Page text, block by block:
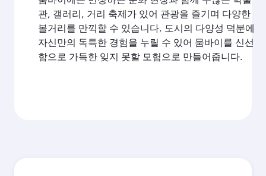
관, 갤러리, 거리 축제가 있어 관광을 즐기며 다양한
볼거리를 만끽할 수 있습니다. 도시의 다양성 덕분에
자신만의 독특한 경험을 누릴 수 있어 뭄바이를 신선
함으로 가득한 잊지 못할 모험으로 만들어줍니다.